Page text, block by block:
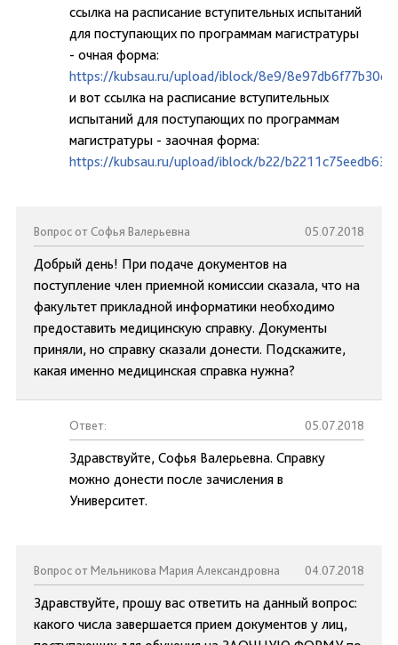
ссылка на расписание вступительных испытаний
для поступающих по программам магистратуры
- очная форма:
https://kubsau.ru/upload/iblock/8e9/
и вот ссылка на расписание вступительных
испытаний для поступающих по программам
магистратуры - заочная форма:
https://kubsau.ru/upload/iblock/b22/
Вопрос от Софья Валерьевна 05.07.2018
Добрый день! При подаче документов на
поступление член приемной комиссии сказала, что на
факультет прикладной информатики необходимо
предоставить медицинскую справку. Документы
приняли, но справку сказали донести. Подскажите,
какая именно медицинская справка нужна?
Ответ: 05.07.2018
Здравствуйте, Софья Валерьевна. Справку
можно донести после зачисления в
Университет.
Вопрос от Мельникова Мария Александровна 04.07.2018
Здравствуйте, прошу вас ответить на данный вопрос:
какого числа завершается прием документов у лиц,